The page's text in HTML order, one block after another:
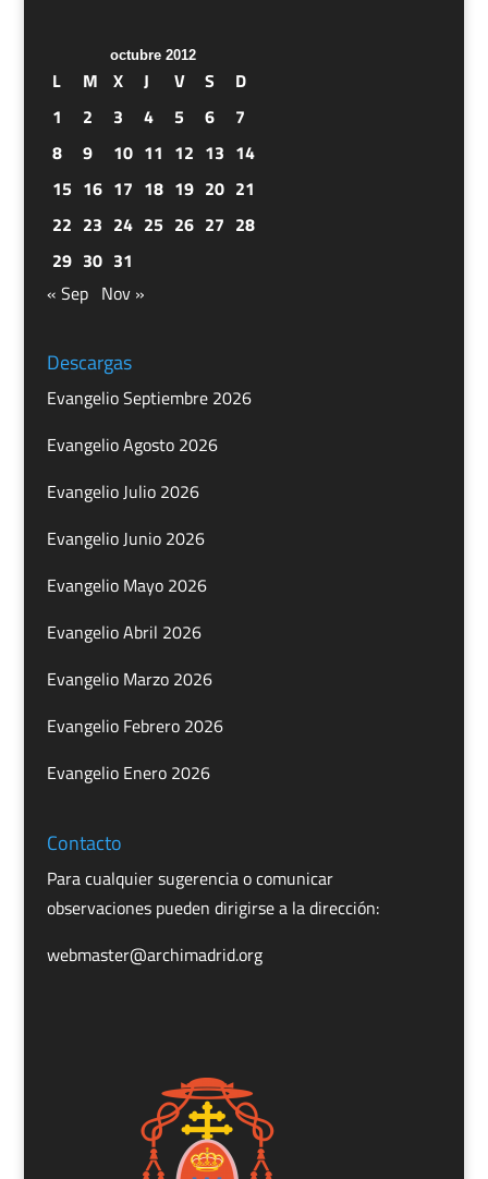
octubre 2012
L M X J V S
D
1
2 3 4 5 6
7
8
9 10 11 12 13 14
15 16 17 18 19 20 21
22 23 24 25 26 27 28
29 30 31
« Sep Nov »
Descargas
Evangelio Septiembre 2026
Evangelio Agosto 2026
Evangelio Julio 2026
Evangelio Junio 2026
Evangelio Mayo 2026
Evangelio Abril 2026
Evangelio Marzo 2026
Evangelio Febrero 2026
Evangelio Enero 2026
Contacto
Para cualquier sugerencia o comunicar
observaciones pueden dirigirse a la dirección:
webmaster@archimadrid.org